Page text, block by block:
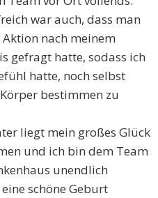
war auch, dass man
nach meinem
gefragt hatte, sodass ich
hatte, noch selbst
bestimmen zu
liegt mein großes Glück
und ich bin dem Team
unendlich
schöne Geburt